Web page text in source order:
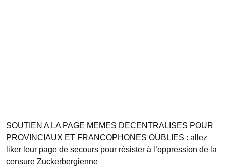
SOUTIEN A LA PAGE MEMES DECENTRALISES POUR
PROVINCIAUX ET FRANCOPHONES OUBLIES : allez
liker leur page de secours pour résister à l’oppression de la
censure Zuckerbergienne